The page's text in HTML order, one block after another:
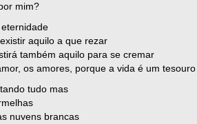
mim?
aquilo a que rezar
também aquilo para se cremar
os amores, porque a vida é um tesouro
tudo mas
nuvens brancas